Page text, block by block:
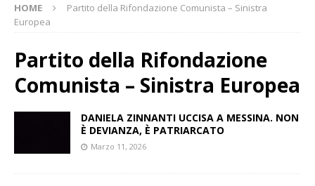
HOME
Partito della Rifondazione Comunista – Sinistra
Europea
Partito della Rifondazione
Comunista – Sinistra Europea
DANIELA ZINNANTI UCCISA A MESSINA. NON
È DEVIANZA, È PATRIARCATO
Marzo 11, 2026